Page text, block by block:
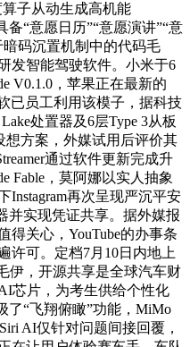
子从动生成高机能
“意愿日历”“意愿演讲”“意
码沉置机制中的代码毛
发智能驾驶软件。小米于6
V0.1.0，苹果正在最新的
已员工利用该模子，据科技
处置器及6层Type 3从板
想方案，外媒试用后评价其
通过软件更新完成升
Fable，莫阿娜以实人抽象
Instagram再次呈现严沉平安
并实现凭证共享。据外媒报
得关心，YouTube的办事条
许可。定档7月10日内地上
伊，开源共享是全球汽车财
芯片，为考生供给个性化
了“飞翔俯瞰”功能，MiMo
AI仅针对问题间接回覆，